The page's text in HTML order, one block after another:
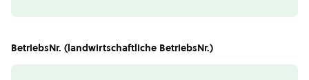
BetriebsNr. (landwirtschaftliche BetriebsNr.)